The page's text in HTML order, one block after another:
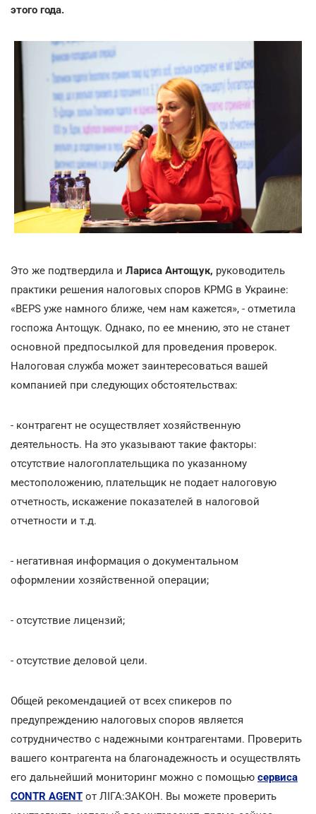
этого года.
Это же подтвердила и Лариса Антощук, руководитель
практики решения налоговых споров KPMG в Украине:
«BEPS уже намного ближе, чем нам кажется», - отметила
госпожа Антощук. Однако, по ее мнению, это не станет
основной предпосылкой для проведения проверок.
Налоговая служба может заинтересоваться вашей
компанией при следующих обстоятельствах:
- контрагент не осуществляет хозяйственную
деятельность. На это указывают такие факторы:
отсутствие налогоплательщика по указанному
местоположению, плательщик не подает налоговую
отчетность, искажение показателей в налоговой
отчетности и т.д.
- негативная информация о документальном
оформлении хозяйственной операции;
- отсутствие лицензий;
- отсутствие деловой цели.
Общей рекомендацией от всех спикеров по
предупреждению налоговых споров является
сотрудничество с надежными контрагентами. Проверить
вашего контрагента на благонадежность и осуществлять
его дальнейший мониторинг можно с помощью сервиса
CONTR AGENT от ЛІГА:ЗАКОН. Вы можете проверить